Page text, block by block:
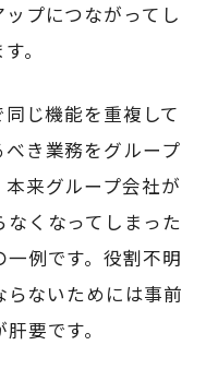
プにつながってし
。
じ機能を重複して
き業務をグループ
来グループ会社が
くなってしまった
例です。役割不明
らないためには事前
要です。